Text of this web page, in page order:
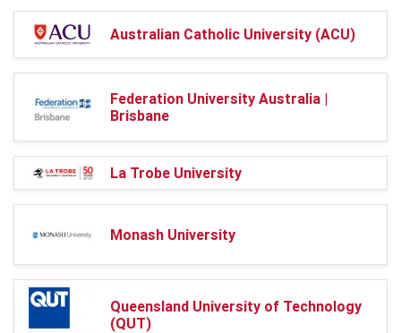
Australian Catholic University (ACU)
Federation University Australia |
Brisbane
La Trobe University
Monash University
Queensland University of Technology
(QUT)